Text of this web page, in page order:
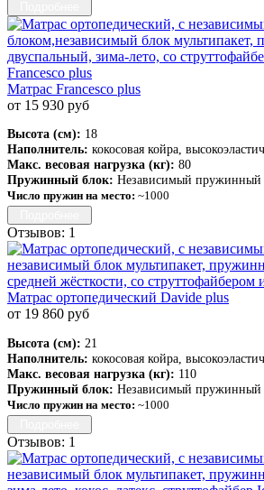
Матрас Francesco plus
от 15 930 руб
Высота (см): 18
Наполнитель: кокосовая койра,
Макс. весовая нагрузка (кг): 80
Пружинный блок: Независимый пружинный
Число пружин на место: ~1000
Отзывов: 1
Матрас ортопедический Davide plus
от 19 860 руб
Высота (см): 21
Наполнитель: кокосовая койра,
Макс. весовая нагрузка (кг): 110
Пружинный блок: Независимый пружинный
Число пружин на место: ~1000
Отзывов: 1